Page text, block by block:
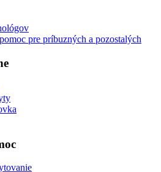
pre príbuzných a pozostalých